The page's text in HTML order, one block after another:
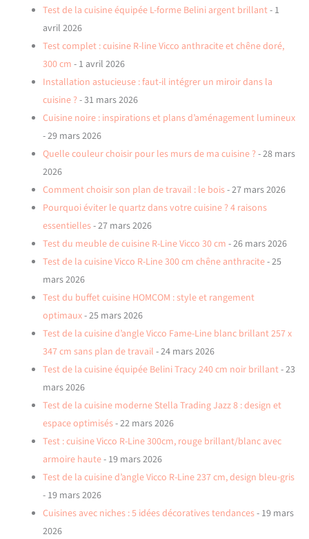
Test de la cuisine équipée L-forme Belini argent brillant- 1
avril 2026
Test complet : cuisine R-line Vicco anthracite et chêne doré,
300 cm - 1 avril 2026
Installation astucieuse : faut-il intégrer un miroir dans la
cuisine ?- 31 mars 2026
Cuisine noire : inspirations et plans d’aménagement lumineux
- 29 mars 2026
Quelle couleur choisir pour les murs de ma cuisine ?- 28 mars
2026
Comment choisir son plan de travail : le bois- 27 mars 2026
Pourquoi éviter le quartz dans votre cuisine ? 4 raisons
essentielles- 27 mars 2026
Test du meuble de cuisine R-Line Vicco 30 cm - 26 mars 2026
Test de la cuisine Vicco R-Line 300 cm chêne anthracite- 25
mars 2026
Test du buffet cuisine HOMCOM : style et rangement
optimaux- 25 mars 2026
Test de la cuisine d’angle Vicco Fame-Line blanc brillant 257 x
347 cm sans plan de travail - 24 mars 2026
Test de la cuisine équipée Belini Tracy 240 cm noir brillant- 23
mars 2026
Test de la cuisine moderne Stella Trading Jazz 8 : design et
espace optimisés- 22 mars 2026
Test : cuisine Vicco R-Line 300cm, rouge brillant/blanc avec
armoire haute- 19 mars 2026
Test de la cuisine d’angle Vicco R-Line 237 cm, design bleu-gris
- 19 mars 2026
Cuisines avec niches : 5 idées décoratives tendances- 19 mars
2026